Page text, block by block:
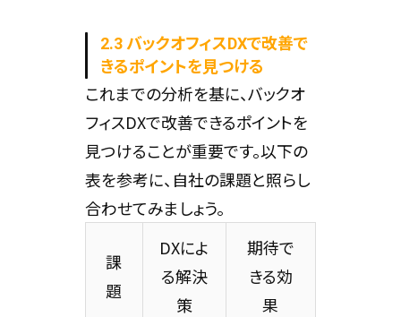
2.3 バックオフィスDXで改善で
きるポイントを見つける
これまでの分析を基に、バックオ
フィスDXで改善できるポイントを
見つけることが重要です。以下の
表を参考に、自社の課題と照らし
合わせてみましょう。
課
題
DXによ
る解決
策
期待で
きる効
果